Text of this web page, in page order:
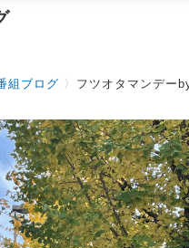
組ブログ 〉 フツオタマンデー